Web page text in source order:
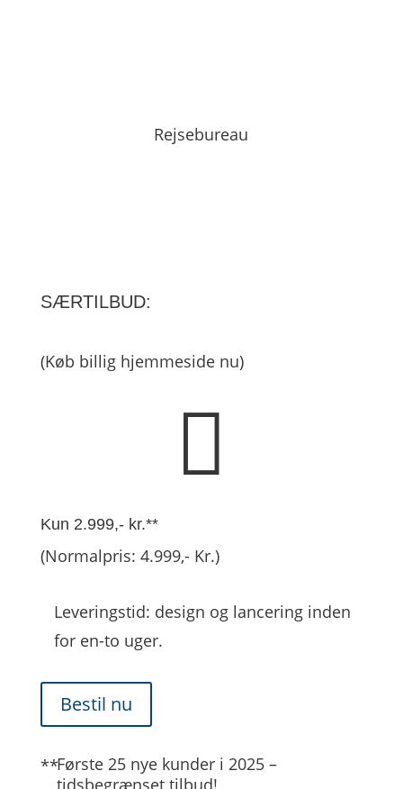
Rejsebureau
SÆRTILBUD:
(Køb billig hjemmeside nu)

Kun 2.999,- kr.**
(Normalpris: 4.999,- Kr.)
Leveringstid: design og lancering inden
for en-to uger.
Bestil nu
Første 25 nye kunder i 2025 –
tidsbegrænset tilbud!